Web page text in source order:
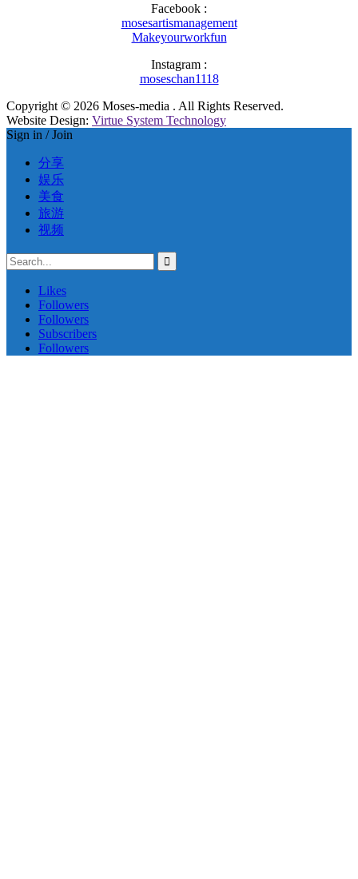
Facebook :
mosesartismanagement
Makeyourworkfun
Instagram :
moseschan1118
Copyright © 2026 Moses-media . All Rights Reserved.
Website Design: Virtue System Technology
Sign in / Join
分享
娱乐
美食
旅游
视频
Likes
Followers
Followers
Subscribers
Followers